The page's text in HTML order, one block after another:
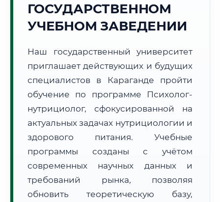
📍 Региональная справка г. Караганда
Почтовые индексы:
100000–100030
Часовой пояс:
UTC+5
Формат учебы:
Дистанционно
🗺️ Зона обслуживания: г. Караганда
ГОСУДАРСТВЕННОМ
УЧЕБНОМ ЗАВЕДЕНИИ
Наш государственный университет
приглашает действующих и будущих
специалистов в Караганде пройти
обучение по программе Психолог-
нутрициолог, сфокусированной на
актуальных задачах нутрициологии и
здорового питания. Учебные
программы созданы с учётом
современных научных данных и
требований рынка, позволяя
обновить теоретическую базу,